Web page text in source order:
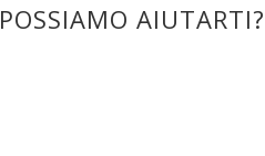
AIUTARTI?